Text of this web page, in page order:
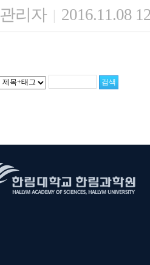
관리자 | 2016.11.08